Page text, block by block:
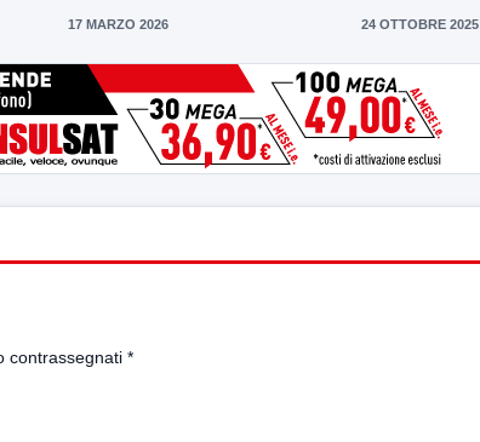
17 MARZO 2026 24 OTTOBRE 2025
contrassegnati *